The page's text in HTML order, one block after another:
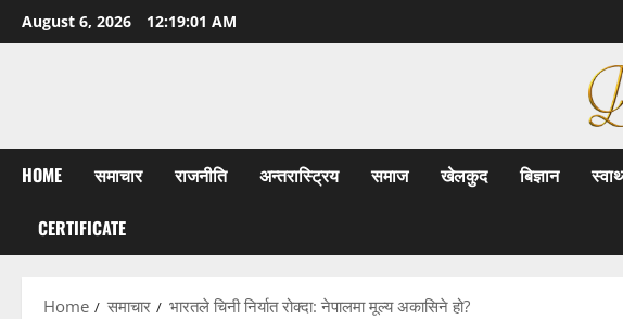
Skip
to
August 6, 2026 12:19:03 AM
HOME समाचार राजनीति अन्तरास्ट्रिय समाज खेलकुद बिज्ञान
CERTIFICATE
Home समाचार भारतले चिनी निर्यात रोक्दा: नेपालमा मूल्य अकासिने हो?